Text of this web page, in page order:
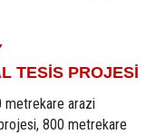
TESİS PROJESİ
metrekare arazi
800 metrekare